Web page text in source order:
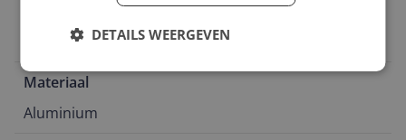
Uitzonderingen fabrieksgarantie
Materiaal
Aluminium
DETAILS WEERGEVEN